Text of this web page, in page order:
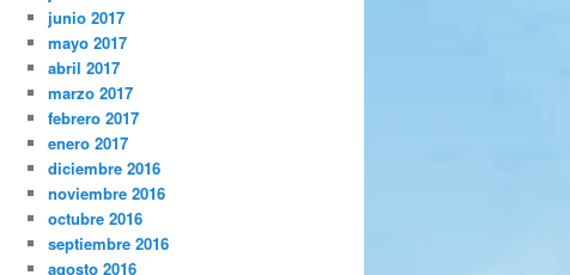
junio 2017
mayo 2017
abril 2017
marzo 2017
febrero 2017
enero 2017
diciembre 2016
noviembre 2016
octubre 2016
septiembre 2016
agosto 2016